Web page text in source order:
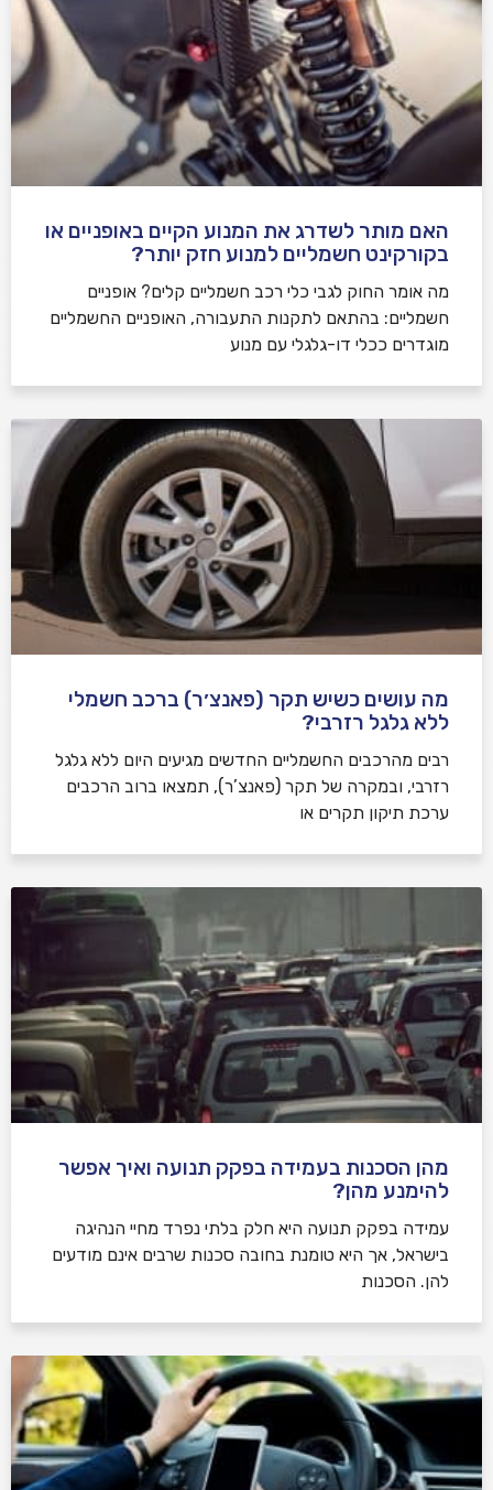
האם מותר לשדרג את המנוע הקיים באופניים או
בקורקינט חשמליים למנוע חזק יותר?
מה אומר החוק לגבי כלי רכב חשמליים קלים? אופניים
חשמליים: בהתאם לתקנות התעבורה, האופניים החשמליים
מוגדרים ככלי דו-גלגלי עם מנוע
מה עושים כשיש תקר (פאנצ׳ר) ברכב חשמלי
ללא גלגל רזרבי?
רבים מהרכבים החשמליים החדשים מגיעים היום ללא גלגל
רזרבי, ובמקרה של תקר (פאנצ’ר), תמצאו ברוב הרכבים
ערכת תיקון תקרים או
מהן הסכנות בעמידה בפקק תנועה ואיך אפשר
להימנע מהן?
עמידה בפקק תנועה היא חלק בלתי נפרד מחיי הנהיגה
בישראל, אך היא טומנת בחובה סכנות שרבים אינם מודעים
להן. הסכנות